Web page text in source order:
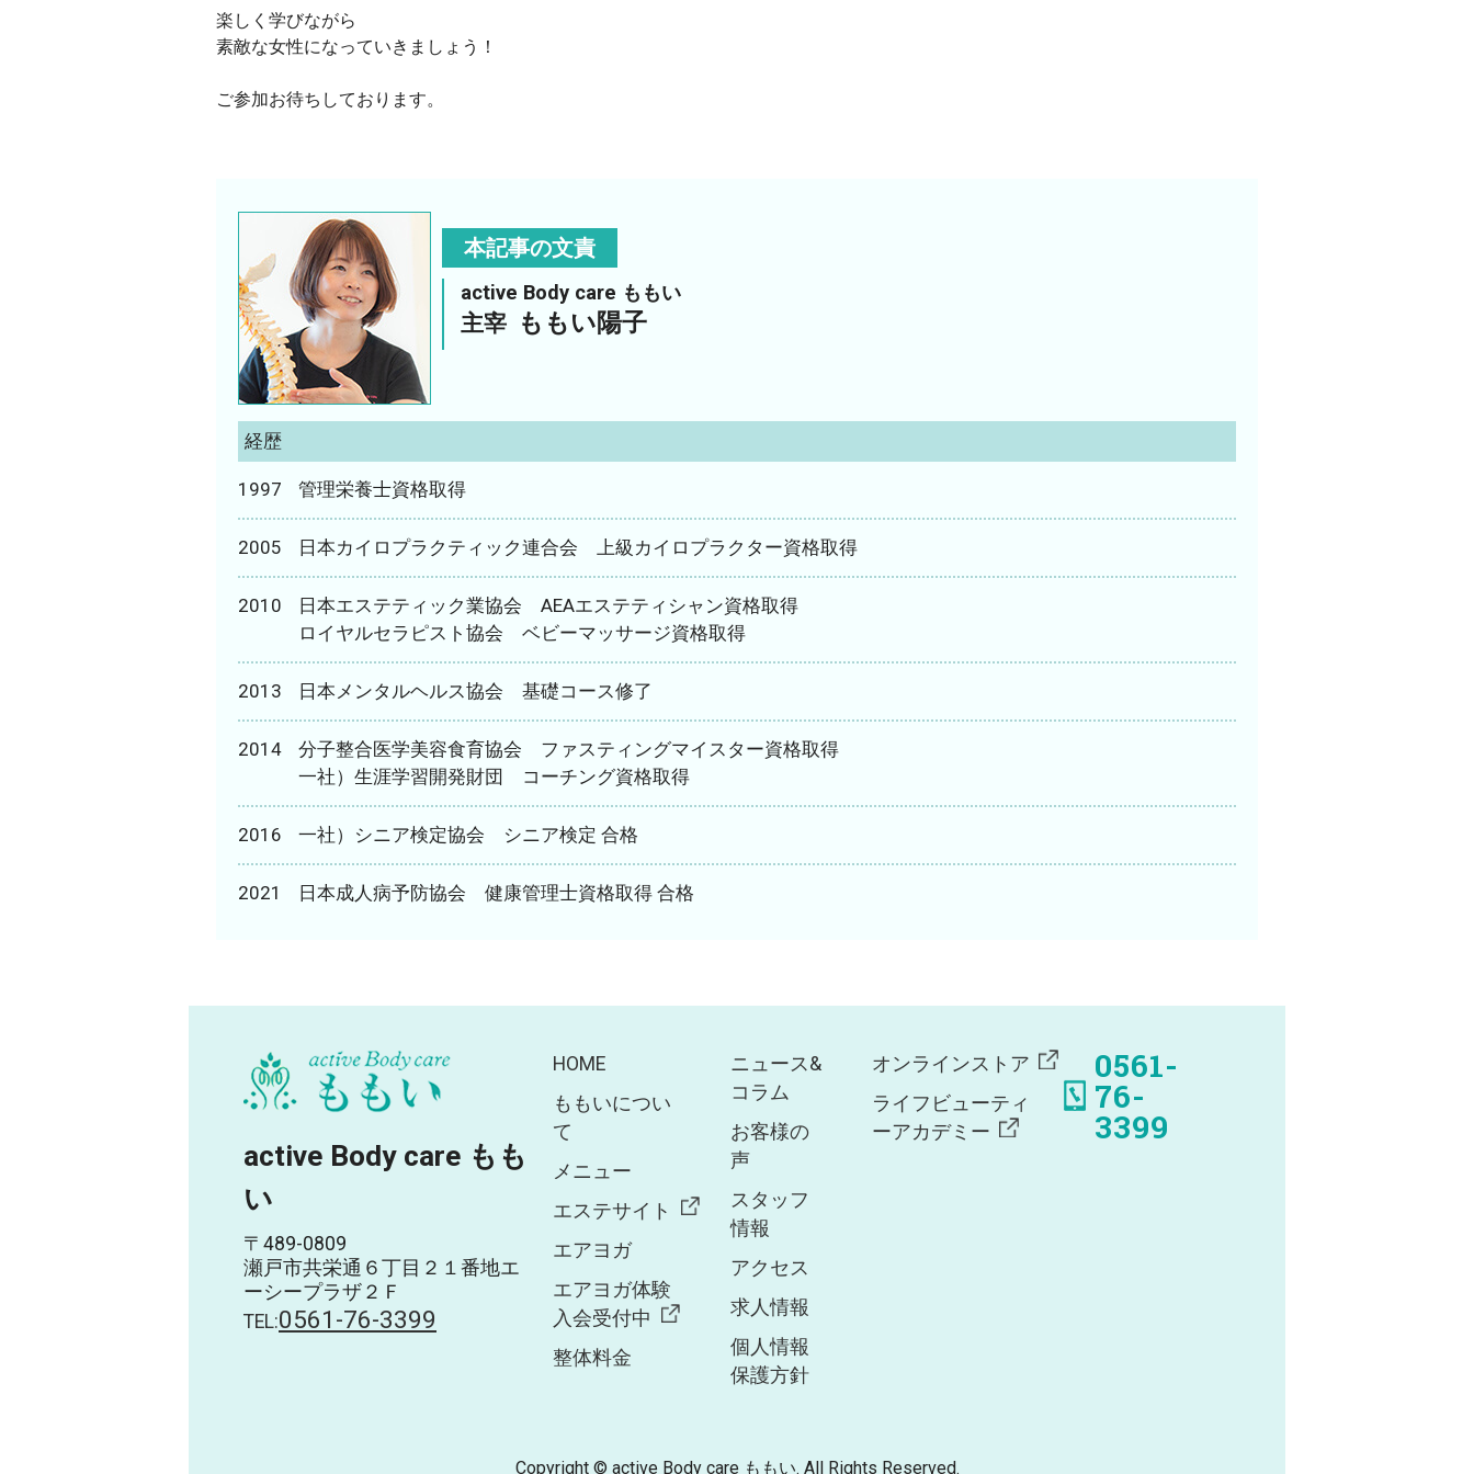
楽しく学びながら
素敵な女性になっていきましょう！
ご参加お待ちしております。
本記事の文責
active Body care ももい
主宰 ももい陽子
経歴
1997 管理栄養士資格取得
2005 日本カイロプラクティック連合会 上級カイロプラクター資格取得
2010
日本エステティック業協会 AEAエステティシャン資格取得
ロイヤルセラピスト協会 ベビーマッサージ資格取得
2013 日本メンタルヘルス協会 基礎コース修了
2014
分子整合医学美容食育協会 ファスティングマイスター資格取得
一社）生涯学習開発財団 コーチング資格取得
2016 一社）シニア検定協会 シニア検定 合格
2021 日本成人病予防協会 健康管理士資格取得 合格
active Body care もも
い
〒489-0809
瀬戸市共栄通６丁目２１番地エ
ーシープラザ２Ｆ
TEL:0561-76-3399
HOME
ももいについ
て
メニュー
エステサイト
エアヨガ
エアヨガ体験
入会受付中
整体料金
ニュース&
コラム
お客様の
声
スタッフ
情報
アクセス
求人情報
個人情報
保護方針
オンラインストア
ライフビューティ
ーアカデミー
0561-
76-
3399
Copyright © active Body care ももい. All Rights Reserved.